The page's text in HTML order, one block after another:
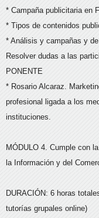
* Campaña publicitaria en
* Tipos de contenidos
* Análisis y campañas y
Resolver dudas a las
PONENTE
* Rosario Alcaraz.
profesional ligada a los
instituciones.
MÓDULO 4. Cumple con
la Información y del
DURACIÓN: 6 horas
tutorías grupales online)